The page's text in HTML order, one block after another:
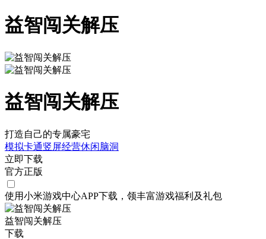
益智闯关解压
益智闯关解压
打造自己的专属豪宅
模拟卡通竖屏经营休闲脑洞
立即下载
官方正版
使用小米游戏中心APP下载 ，领丰富游戏福利 及礼包
益智闯关解压
下载